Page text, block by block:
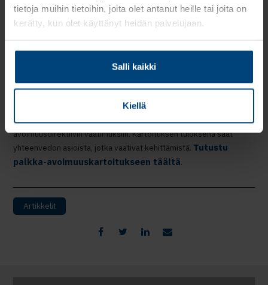
tietoja muihin tietoihin, joita olet antanut heille tai joita on
kerätty, kun olet käyttänyt heidän palvelujaan.
Salli kaikki
Kiellä
RantalaisenHR-palveluiden asiantuntijatauttavat yritystäsi
työntekijäryhmittelyiden laadinnassa, palkkakartoituksen
liittyvissä kysymyksissä.
Arvioi yrityksesi valmius palkka-
avoimuusdirektiivin velvoitteisiin
Rantalaisen HR-palveluiden asiantuntijat auttavat sinua
kartoittamaan yrityksesi nykytilan suhteessa palkka-
avoimuusdirektiivin vaatimuksiin. Kartoituksen tuloksena saat
yhteenvedon asioista, jotka vaativat kehittämistä. Tutustu
palkka-avoimuuskartoitukseen täältä.
Artikkelit